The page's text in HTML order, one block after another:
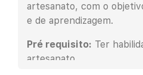
artesanato, com o
e de aprendizagem.
Pré requisito: Ter
artesanato.